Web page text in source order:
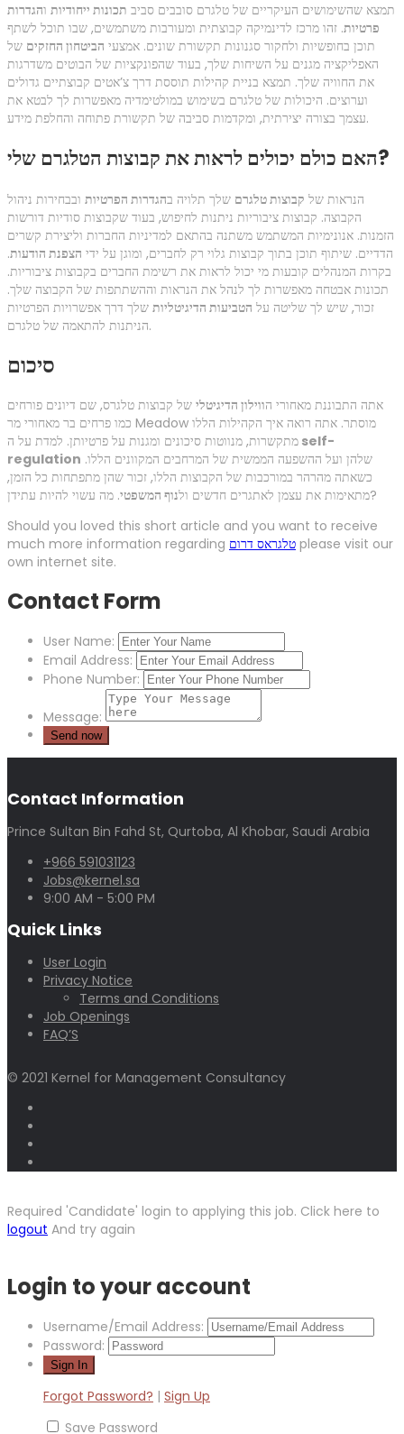
תמצא שהשימושים העיקריים של טלגרם סובבים סביב תכונות ייחודיות והגדרות
פרטיות. זהו מרכז לדינמיקה קבוצתית ומעורבות משתמשים, שבו תוכל לשתף
תוכן בחופשיות ולחקור סגנונות תקשורת שונים. אמצעי הביטחון החזקים של
האפליקציה מגנים על השיחות שלך, בעוד שהפונקציות של הבוטים משדרגות
את החוויה שלך. תמצא בניית קהילות תוססת דרך צ’אטים קבוצתיים גדולים
וערוצים. היכולות של טלגרם בשימוש במולטימדיה מאפשרות לך לבטא את
עצמך בצורה יצירתית, ומקדמות סביבה של תקשורת פתוחה והחלפת מידע.
האם כולם יכולים לראות את קבוצות הטלגרם שלי?
הנראות של קבוצות טלגרם שלך תלויה בהגדרות הפרטיות ובבחירות ניהול
הקבוצה. קבוצות ציבוריות ניתנות לחיפוש, בעוד שקבוצות סודיות דורשות
הזמנות. אנונימיות המשתמש משתנה בהתאם למדיניות החברות וליצירת קשרים
הדדיים. שיתוף תוכן בתוך קבוצות גלוי רק לחברים, ומוגן על ידי הצפנת הודעות.
בקרות המנהלים קובעות מי יכול לראות את רשימת החברים בקבוצות ציבוריות.
תכונות אבטחה מאפשרות לך לנהל את הנראות וההשתתפות של הקבוצה שלך.
זכור, שיש לך שליטה על הטביעות הדיגיטליות שלך דרך אפשרויות הפרטיות
הניתנות להתאמה של טלגרם.
סיכום
אתה התבוננת מאחורי הווילון הדיגיטלי של קבוצות טלגרס, שם דיונים פורחים
כמו פרחים בר מאחורי מר Meadow מוסתר. אתה רואה איך הקהילות הללו
מתקשרות, מנווטות סיכונים ומגנות על פרטיותן. למדת על ה self-
regulation
כשאתה מהרהר במורכבות של הקבוצות הללו, זכור שהן מתפתחות כל הזמן,
מתאימות את עצמן לאתגרים חדשים ולנוף המשפטי
. מה עשוי להיות עתידן?
Should you loved this short article and you want to receive
much more information regarding טלגראס דרום please visit our
own internet site.
Contact Form
User Name:
Email Address:
Phone Number:
Message:
Contact Information
Prince Sultan Bin Fahd St, Qurtoba, Al Khobar, Saudi Arabia
+966 591031123
Jobs@kernel.sa
9:00 AM - 5:00 PM
Quick Links
User Login
Privacy Notice
Terms and Conditions
Job Openings
FAQ’S
© 2021 Kernel for Management Consultancy
Required 'Candidate' login to applying this job. Click here to
logout And try again
Login to your account
Username/Email Address:
Password:
Forgot Password? | Sign Up
Save Password